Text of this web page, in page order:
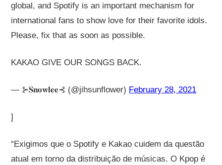
global, and Spotify is an important mechanism for
international fans to show love for their favorite idols.
Please, fix that as soon as possible.
KAKAO GIVE OUR SONGS BACK.
— ⊱𝐒𝐧𝐨𝐰𝐥𝐞𝐞⊰ (@jihsunflower) February 28, 2021
]
“Exigimos que o Spotify e Kakao cuidem da questão
atual em torno da distribuição de músicas. O Kpop é